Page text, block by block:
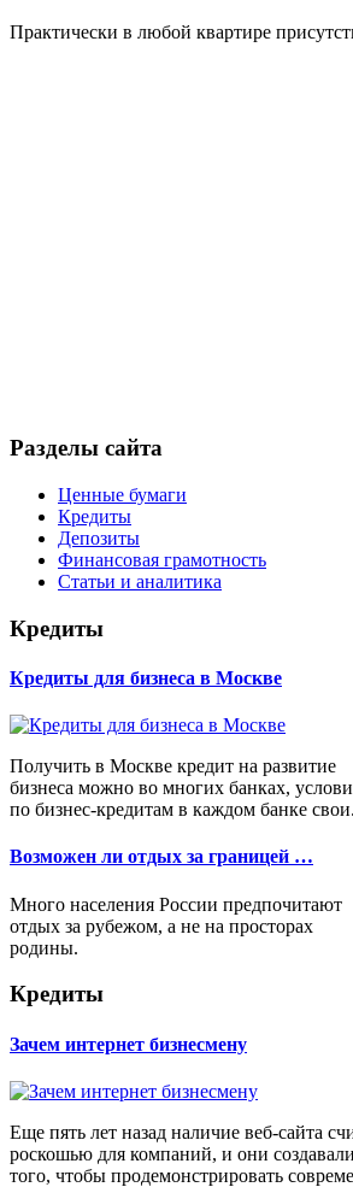
Практически в любой квартире
Разделы сайта
Ценные бумаги
Кредиты
Депозиты
Финансовая грамотность
Статьи и аналитика
Кредиты
Кредиты для бизнеса в Москве
Получить в Москве кредит на развитие
бизнеса можно во многих банках,
по бизнес-кредитам в каждом банке свои.
Возможен ли отдых за границей …
Много населения России предпочитают
отдых за рубежом, а не на просторах
родины.
Кредиты
Зачем интернет бизнесмену
Еще пять лет назад наличие веб-сайта
роскошью для компаний, и они
того, чтобы продемонстрировать